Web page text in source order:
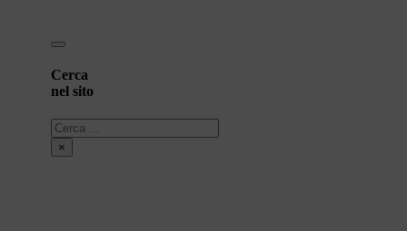
Cerca
nel sito
Cerca
×